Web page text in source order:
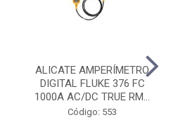
ALICATE AMPERÍMETRO
DIGITAL FLUKE 376 FC
1000A AC/DC TRUE RM...
Código: 553